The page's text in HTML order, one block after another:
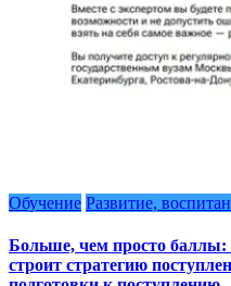
Обучение Развитие,
Больше, чем просто баллы:
строит стратегию